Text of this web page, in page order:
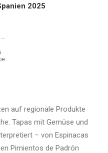
2025
–
auf regionale Produkte
Tapas mit Gemüse und
– von Espinacas
Pimientos de Padrón